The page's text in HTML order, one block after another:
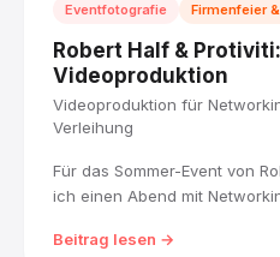
Eventfotografie Firmenfeier
Robert Half &
Videoproduktion
Videoproduktion für
Verleihung
Für das Sommer-Event von
ich einen Abend mit
entspannten Beach-Club-
Beitrag lesen →